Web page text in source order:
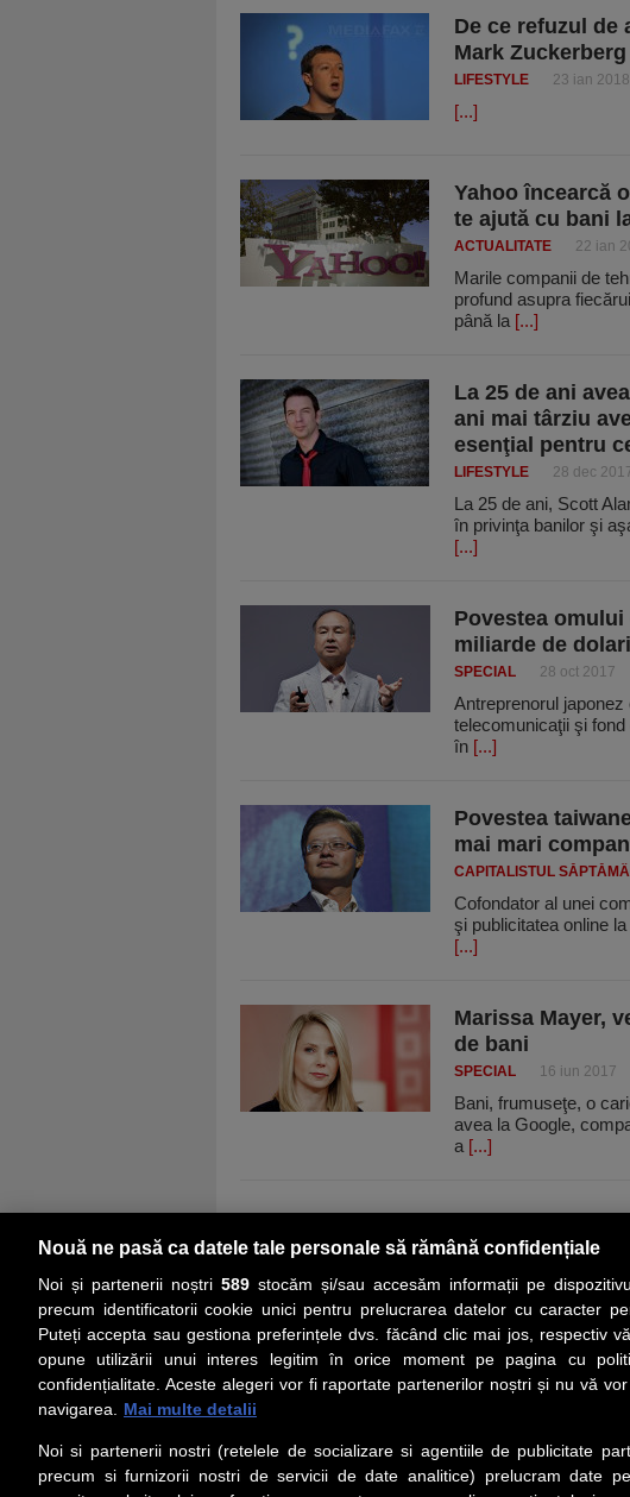
De ce refuzul de
Mark
LIFESTYLE 23 ian 2018
[...]
Yahoo încearcă
te ajută cu bani
ACTUALITATE 22 ian
Marile companii de
profund asupra
până la [...]
La 25 de ani
ani mai târziu
esenţial pentru
LIFESTYLE 28 dec
La 25 de ani, Scott
în privinţa banilor şi
[...]
Povestea
miliarde de dolari
SPECIAL 28 oct 2017
Antreprenorul
telecomunicaţii şi
în [...]
Povestea
mai mari
CAPITALISTUL
Cofondator al unei
şi publicitatea online
[...]
Marissa Mayer,
de bani
SPECIAL 16 iun 2017
Bani, frumuseţe, o
avea la Google,
a [...]
PRIMA PAGINĂ COVER STORY
Social
Urmareste-ne pe Facebook
iarul Financiar
Despre Noi
Nouă ne pasă ca datele tale personale să rămână confidențiale
Noi și partenerii noștri 589stocăm și/sau accesăm informații pe
precum identificatorii cookie unici pentru prelucrarea datelor cu caracter
Puteți accepta sau gestiona preferințele dvs. făcând clic mai jos, respectiv
opune utilizării unui interes legitim în orice moment pe pagina cu
confidențialitate. Aceste alegeri vor fi raportate partenerilor noștri și nu vă
navigarea.
Mai multe detalii
Noi si partenerii nostri (retelele de socializare si agentiile de publicitate
precum si furnizorii nostri de servicii de date analitice) prelucram date